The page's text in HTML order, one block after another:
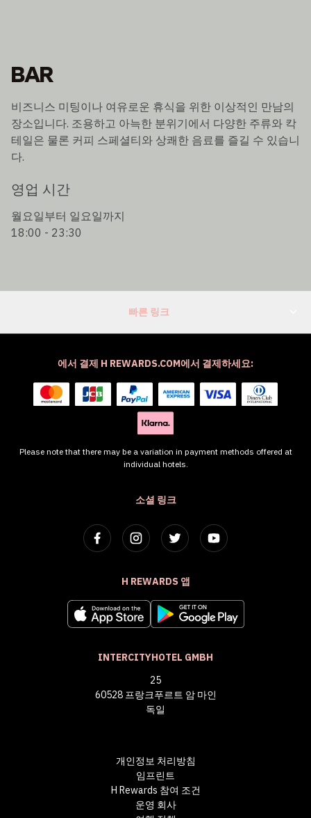
BAR
비즈니스 미팅이나 여유로운 휴식을 위한 이상적인 만남의
장소입니다. 조용하고 아늑한 분위기에서 다양한 주류와 칵
테일은 물론 커피 스페셜티와 상쾌한 음료를 즐길 수 있습니
다.
영업 시간
월요일부터 일요일까지
18:00 - 23:30
빠른 링크
소셜 링크
H REWARDS 앱
INTERCITYHOTEL GMBH
25
60528 프랑크푸르트 암 마인
독일
에서 결제 H REWARDS.COM에서 결제하세요:
Please note that there may be a variation in payment methods offered at
individual hotels.
개인정보 처리방침
임프린트
H Rewards 참여 조건
운영 회사